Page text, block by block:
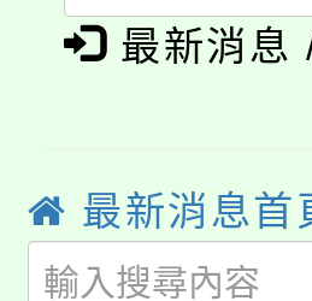
博覽會」
「2026金
代理(課)教
公告本校
代理(課)教
轉知中國
最新消息
最新消息首